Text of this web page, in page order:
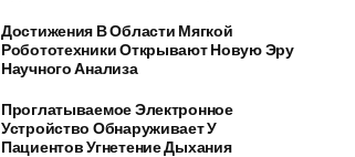
Достижения В Области Мягкой
Робототехники Открывают Новую Эру
Научного Анализа
Проглатываемое Электронное
Устройство Обнаруживает У
Пациентов Угнетение Дыхания